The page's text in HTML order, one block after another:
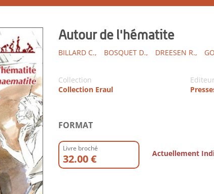
Autour de l'hématite
BILLARD C., BOSQUET D., DREESEN R.,
Collection
Collection Eraul
Editeur
FORMAT
Livre broché
32.00 € Actuellement